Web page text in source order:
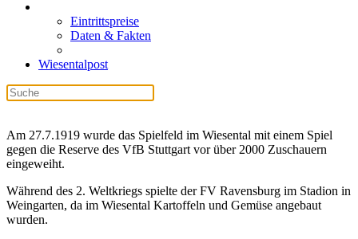
Eintrittspreise
Daten & Fakten
Wiesentalpost
Am 27.7.1919 wurde das Spielfeld im Wiesental mit einem Spiel
gegen die Reserve des VfB Stuttgart vor über 2000 Zuschauern
eingeweiht.
Während des 2. Weltkriegs spielte der FV Ravensburg im Stadion in
Weingarten, da im Wiesental Kartoffeln und Gemüse angebaut
wurden.